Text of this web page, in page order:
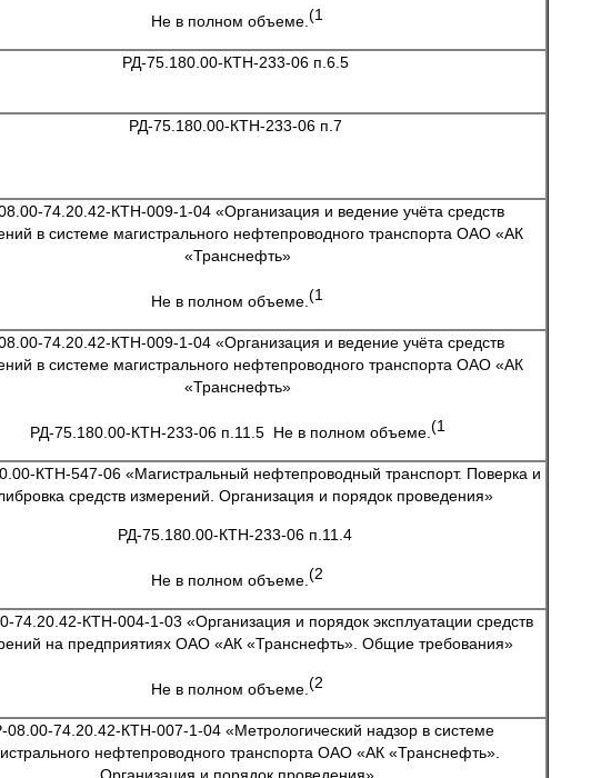
Не в полном объеме. (1
РД-75.180.00-КТН-233-06 п.6.5
РД-75.180.00-КТН-233-06 п.7
74.20.42-КТН-009-1-04 «Организация и ведение учёта средств
в системе магистрального нефтепроводного транспорта ОАО «АК
«Транснефть»
Не в полном объеме. (1
74.20.42-КТН-009-1-04 «Организация и ведение учёта средств
в системе магистрального нефтепроводного транспорта ОАО «АК
«Транснефть»
РД-75.180.00-КТН-233-06 п.11.5 Не в полном объеме. (1
КТН-547-06 «Магистральный нефтепроводный транспорт. Поверка и
средств измерений. Организация и порядок проведения»
РД-75.180.00-КТН-233-06 п.11.4
Не в полном объеме. (2
74.20.42-КТН-004-1-03 «Организация и порядок эксплуатации средств
на предприятиях ОАО «АК «Транснефть». Общие требования»
Не в полном объеме. (2
74.20.42-КТН-007-1-04 «Метрологический надзор в системе
нефтепроводного транспорта ОАО «АК «Транснефть».